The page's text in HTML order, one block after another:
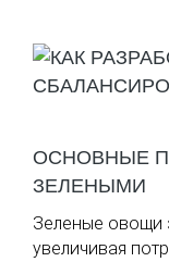
ОСНОВНЫЕ
ЗЕЛЕНЫМИ
Зеленые овощи
увеличивая